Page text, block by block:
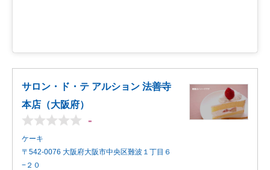
サロン・ド・テ アルション 法善寺
本店（大阪府）
-
ケーキ
〒542-0076 大阪府大阪市中央区難波１丁目６
−２０